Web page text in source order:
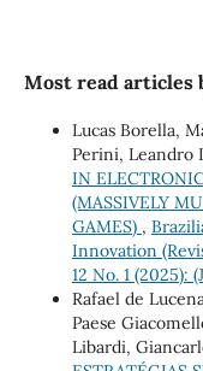
Most read articles
Lucas Borella,
Perini, Leandro
IN
(MASSIVELY
GAMES) ,
Innovation
12 No. 1 (2025):
Rafael de
Paese
Libardi,